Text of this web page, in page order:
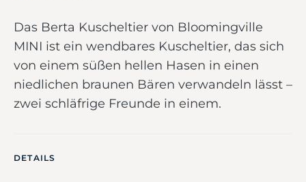
Das Berta Kuscheltier von Bloomingville
MINI ist ein wendbares Kuscheltier, das sich
von einem süßen hellen Hasen in einen
niedlichen braunen Bären verwandeln lässt –
zwei schläfrige Freunde in einem.
DETAILS